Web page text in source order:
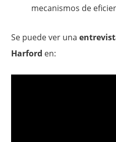
mecanismos de
Se puede ver una
Harford en: